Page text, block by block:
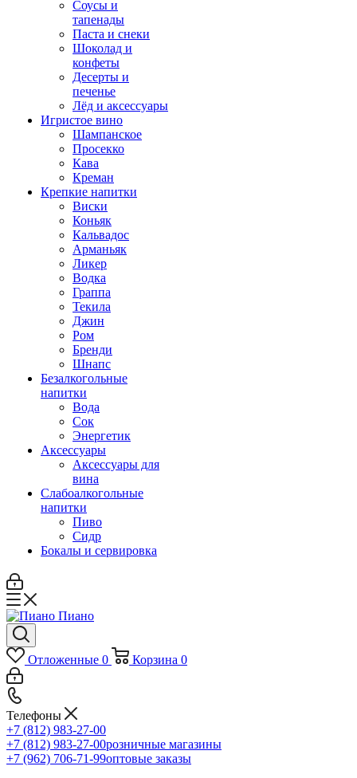
Соусы и
тапенады
Паста и снеки
Шоколад и
конфеты
Десерты и
печенье
Лёд и аксессуары
Игристое вино
Шампанское
Просекко
Кава
Креман
Крепкие напитки
Виски
Коньяк
Кальвадос
Арманьяк
Ликер
Водка
Граппа
Текила
Джин
Ром
Бренди
Шнапс
Безалкогольные
напитки
Вода
Сок
Энергетик
Аксессуары
Аксессуары для
вина
Слабоалкогольные
напитки
Пиво
Сидр
Бокалы и сервировка
Отложенные 0 Корзина 0
Телефоны
+7 (812) 983-27-00
+7 (812) 983-27-00розничные магазины
+7 (962) 706-71-99оптовые заказы